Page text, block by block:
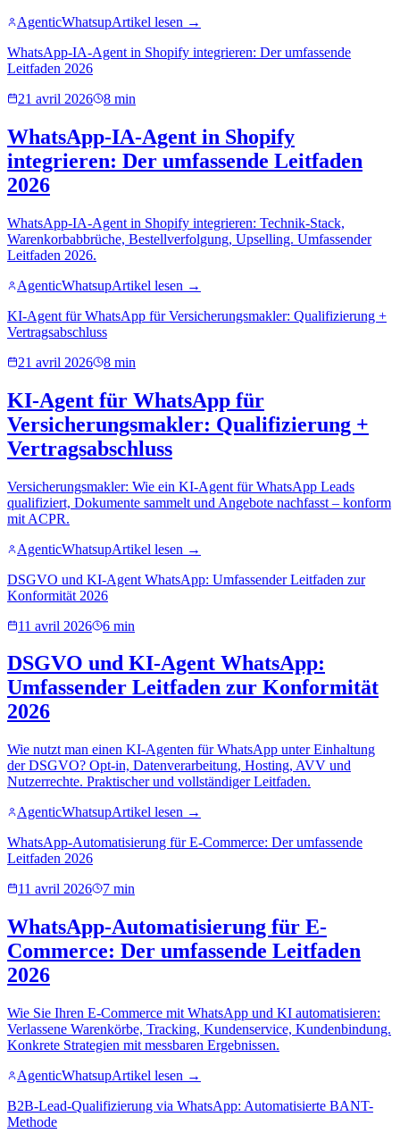
AgenticWhatsupArtikel lesen →
WhatsApp-IA-Agent in Shopify integrieren: Der umfassende
Leitfaden 2026
21 avril 2026
8 min
WhatsApp-IA-Agent in Shopify
integrieren: Der umfassende Leitfaden
2026
WhatsApp-IA-Agent in Shopify integrieren: Technik-Stack,
Warenkorbabbrüche, Bestellverfolgung, Upselling. Umfassender
Leitfaden 2026.
AgenticWhatsupArtikel lesen →
KI-Agent für WhatsApp für Versicherungsmakler: Qualifizierung +
Vertragsabschluss
21 avril 2026
8 min
KI-Agent für WhatsApp für
Versicherungsmakler: Qualifizierung +
Vertragsabschluss
Versicherungsmakler: Wie ein KI-Agent für WhatsApp Leads
qualifiziert, Dokumente sammelt und Angebote nachfasst – konform
mit ACPR.
AgenticWhatsupArtikel lesen →
DSGVO und KI-Agent WhatsApp: Umfassender Leitfaden zur
Konformität 2026
11 avril 2026
6 min
DSGVO und KI-Agent WhatsApp:
Umfassender Leitfaden zur Konformität
2026
Wie nutzt man einen KI-Agenten für WhatsApp unter Einhaltung
der DSGVO? Opt-in, Datenverarbeitung, Hosting, AVV und
Nutzerrechte. Praktischer und vollständiger Leitfaden.
AgenticWhatsupArtikel lesen →
WhatsApp-Automatisierung für E-Commerce: Der umfassende
Leitfaden 2026
11 avril 2026
7 min
WhatsApp-Automatisierung für E-
Commerce: Der umfassende Leitfaden
2026
Wie Sie Ihren E-Commerce mit WhatsApp und KI automatisieren:
Verlassene Warenkörbe, Tracking, Kundenservice, Kundenbindung.
Konkrete Strategien mit messbaren Ergebnissen.
AgenticWhatsupArtikel lesen →
B2B-Lead-Qualifizierung via WhatsApp: Automatisierte BANT-
Methode